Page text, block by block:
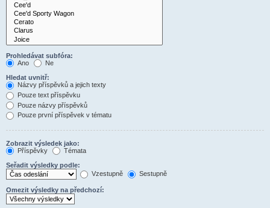
Prohledávat subfóra:
Ano
Ne
Hledat uvnitř:
Názvy příspěvků a jejich texty
Pouze text příspěvku
Pouze názvy příspěvků
Pouze první příspěvek v tématu
Zobrazit výsledek jako:
Příspěvky
Témata
Seřadit výsledky podle:
Vzestupně
Sestupně
Omezit výsledky na předchozí: